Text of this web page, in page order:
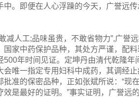
中。即便在人心浮躁的今天，广誉远
减人工;品味虽贵，不敢省物力”,广誉
国家中药保护品种，其处方严谨，配
500年时间见证。定坤丹由清代乾隆
会唯一指定专用妇科中成药，其调经
批准的保密品种，正如张斌所说：“
效是最好的证明。”事实证明，广誉远